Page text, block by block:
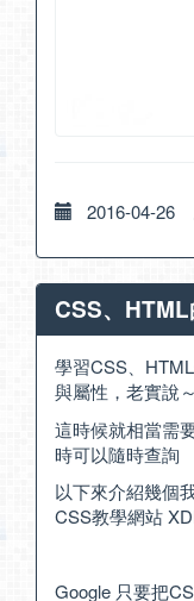
2016-04-26
CSS、
學習CSS、
與屬性，老實說
這時候就相當需
時可以隨時查詢
以下來介紹幾個
CSS教學網站
Google 只要把